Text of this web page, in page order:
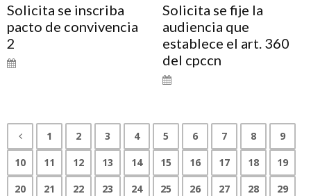
Solicita se inscriba
pacto de convivencia
2
Solicita se fije la
audiencia que
establece el art. 360
del cpccn
1 2 3 4 5 6 7 8
9
10
11 12 13 14 15 16 17 18
19
20
21 22 23 24 25 26 27 28
29